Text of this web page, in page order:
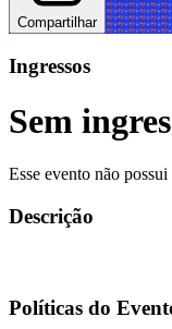
Compartilhar
Ingressos
Sem
Esse evento não
Descrição
Políticas do